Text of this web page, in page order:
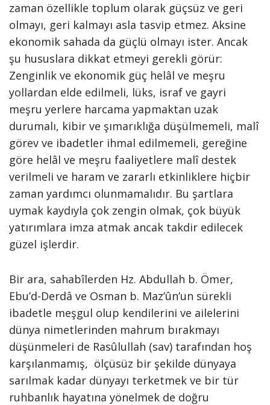
zaman özellikle toplum olarak güçsüz ve geri
olmayı, geri kalmayı asla tasvip etmez. Aksine
ekonomik sahada da güçlü olmayı ister. Ancak
şu hususlara dikkat etmeyi gerekli görür:
Zenginlik ve ekonomik güç helâl ve meşru
yollardan elde edilmeli, lüks, israf ve gayri
meşru yerlere harcama yapmaktan uzak
durumalı, kibir ve şımarıklığa düşülmemeli, malî
görev ve ibadetler ihmal edilmemeli, gereğine
göre helâl ve meşru faaliyetlere malî destek
verilmeli ve haram ve zararlı etkinliklere hiçbir
zaman yardımcı olunmamalıdır. Bu şartlara
uymak kaydıyla çok zengin olmak, çok büyük
yatırımlara imza atmak ancak takdir edilecek
güzel işlerdir.
Bir ara, sahabîlerden Hz. Abdullah b. Ömer,
Ebu’d-Derdâ ve Osman b. Maz’ûn’un sürekli
ibadetle meşgul olup kendilerini ve ailelerini
dünya nimetlerinden mahrum bırakmayı
düşünmeleri de Rasûlullah (sav) tarafından hoş
karşılanmamış, ölçüsüz bir şekilde dünyaya
sarılmak kadar dünyayı terketmek ve bir tür
ruhbanlık hayatına yönelmek de doğru